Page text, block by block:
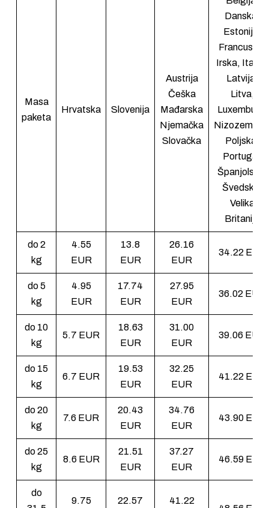
Masa
paketa
Hrvatska Slovenija
Austrija
Češka
Mađarska
Njemačka
Slovačka
Danska,
Estonija,
Francuska,
Irska, Italija,
Latvija,
Litva,
Luxemburg,
Poljska,
Portugal,
Španjolska,
Švedska,
Velika
Britanija
do 2
kg
4.55
EUR
13.8
EUR
26.16
EUR
34.22 EUR
do 5
kg
4.95
EUR
17.74
EUR
27.95
EUR
36.02 EUR
do 10
kg
5.7 EUR
18.63
EUR
31.00
EUR
39.06 EUR
do 15
kg
6.7 EUR
19.53
EUR
32.25
EUR
41.22 EUR
do 20
kg
7.6 EUR
20.43
EUR
34.76
EUR
43.90 EUR
do 25
kg
8.6 EUR
21.51
EUR
37.27
EUR
46.59 EUR
do
9.75
22.57
41.22